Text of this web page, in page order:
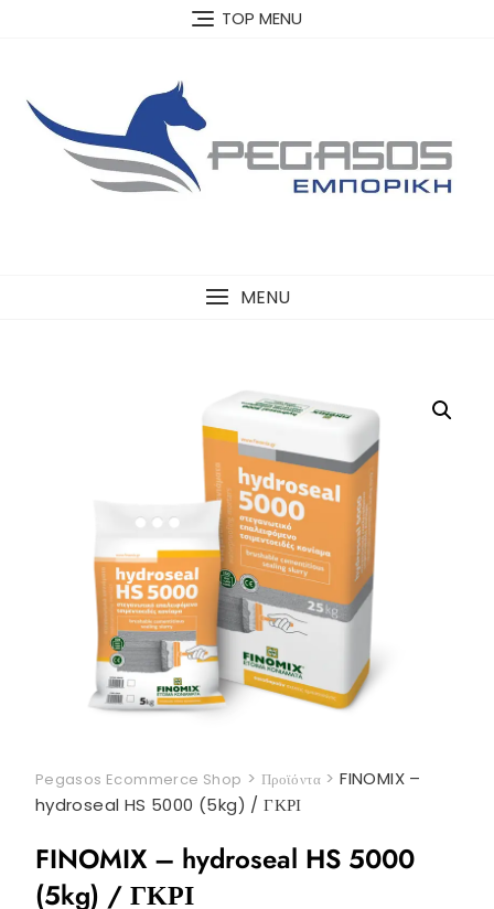
TOP MENU
MENU
Pegasos Ecommerce Shop > Προϊόντα>FINOMIX –
hydroseal HS 5000 (5kg) / ΓΚΡΙ
FINOMIX – hydroseal HS 5000
(5kg) / ΓΚΡΙ